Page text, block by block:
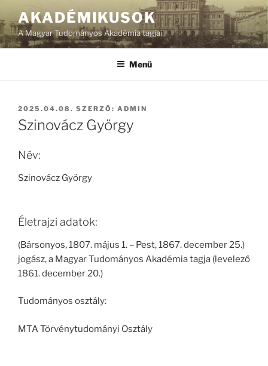
AKADÉMIKUSOK
A Magyar Tudományos Akadémia tagjai
Menü
BEKÜLDVE:
2025.04.08. SZERZŐ: ADMIN
Szinovácz György
Név:
Szinovácz György
Életrajzi adatok:
(Bársonyos, 1807. május 1. – Pest, 1867. december 25.)
jogász, a Magyar Tudományos Akadémia tagja (levelező
1861. december 20.)
Tudományos osztály:
MTA Törvénytudományi Osztály